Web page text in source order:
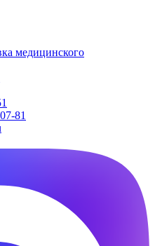
медицинского
81